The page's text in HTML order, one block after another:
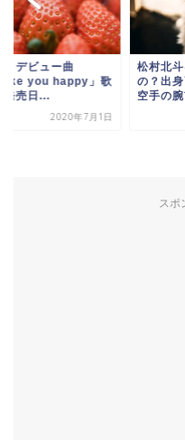
北斗は実家暮らしな
出身高校や大学は？
の腕前が凄いも
2021年2月6日
柴山サ
まね）
理由は？
スポ